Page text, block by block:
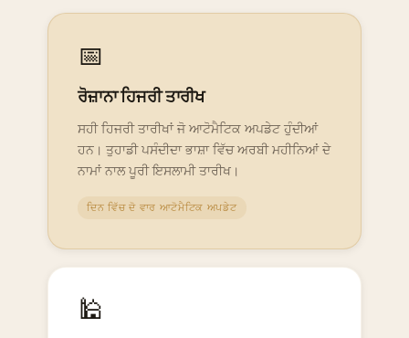
📅
ਰੋਜ਼ਾਨਾ ਹਿਜਰੀ ਤਾਰੀਖ
ਸਹੀ ਹਿਜਰੀ ਤਾਰੀਖਾਂ ਜੋ ਆਟੋਮੈਟਿਕ ਅਪਡੇਟ ਹੁੰਦੀਆਂ
ਹਨ। ਤੁਹਾਡੀ ਪਸੰਦੀਦਾ ਭਾਸ਼ਾ ਵਿੱਚ ਅਰਬੀ ਮਹੀਨਿਆਂ ਦੇ
ਨਾਮਾਂ ਨਾਲ ਪੂਰੀ ਇਸਲਾਮੀ ਤਾਰੀਖ।
ਦਿਨ ਵਿੱਚ ਦੋ ਵਾਰ ਆਟੋਮੈਟਿਕ ਅਪਡੇਟ
🕌